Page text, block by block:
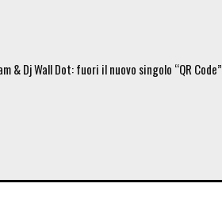
& Dj Wall Dot: fuori il nuovo singolo “QR Code”